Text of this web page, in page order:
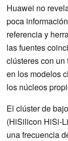
Huawei no
poca
referencia y
las fuentes
clústeres con
en los modelos
los núcleos
El clúster de
(HiSilicon HiSi-
una frecuencia